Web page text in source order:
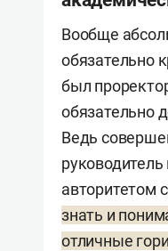
Вообще
обязательно
был
обязательно
Ведь
авторитетом
знать и
отличные